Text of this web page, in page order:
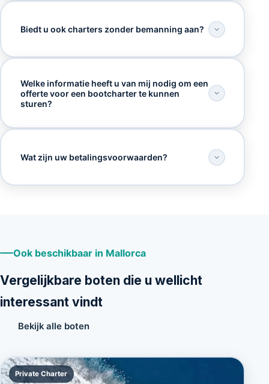
Biedt u ook charters zonder bemanning aan?
Welke informatie heeft u van mij nodig om een
offerte voor een bootcharter te kunnen
sturen?
Wat zijn uw betalingsvoorwaarden?
Ook beschikbaar in Mallorca
Vergelijkbare boten die u wellicht
interessant vindt
Bekijk alle boten
Private Charter